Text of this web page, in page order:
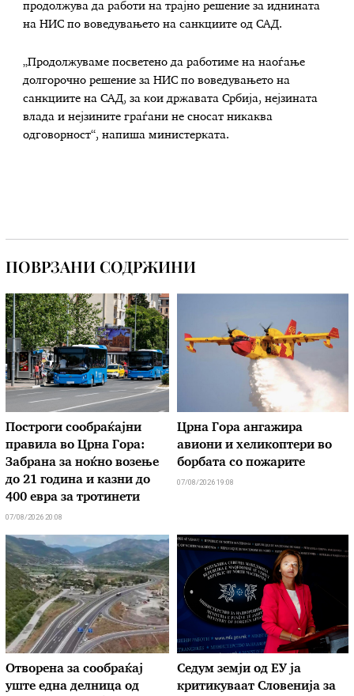
продолжува да работи на трајно решение за иднината
на НИС по воведувањето на санкциите од САД.
„Продолжуваме посветено да работиме на наоѓање
долгорочно решение за НИС по воведувањето на
санкциите на САД, за кои државата Србија, нејзината
влада и нејзините граѓани не сносат никаква
одговорност“, напиша министерката.
ПОВРЗАНИ СОДРЖИНИ
Построги сообраќајни
правила во Црна Гора:
Забрана за ноќно возење
до 21 година и казни до
400 евра за тротинети
07/08/2026 20:08
Црна Гора ангажира
авиони и хеликоптери во
борбата со пожарите
07/08/2026 19:08
Отворена за сообраќај
уште една делница од
Седум земји од ЕУ ја
критикуваат Словенија за